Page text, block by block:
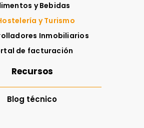
y Bebidas
y Turismo
Inmobiliarios
de facturación
Recursos
Blog técnico